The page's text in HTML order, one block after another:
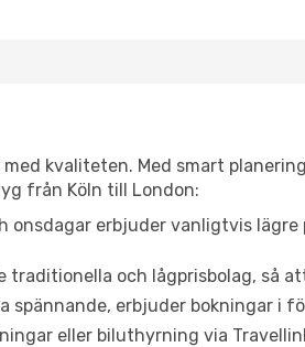
kvaliteten. Med smart
från Köln till London:
onsdagar erbjuder vanligtvis
traditionella och lågprisbolag, så
spännande, erbjuder bokningar i
eller biluthyrning via